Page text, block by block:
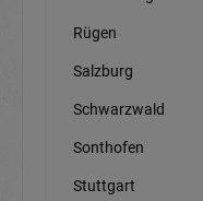
Rügen
Salzburg
Schwarzwald
Sonthofen
Stuttgart